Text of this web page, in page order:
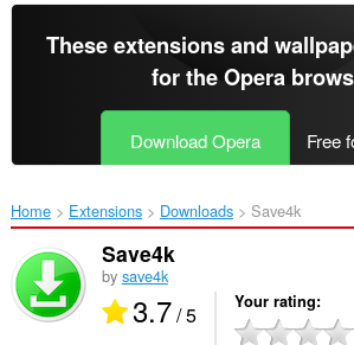
These extensions and
for theOpera
Download Opera Free
Home Extensions Downloads Save4k‎
Save4k
by save4k
3.7/ 5 Your rating